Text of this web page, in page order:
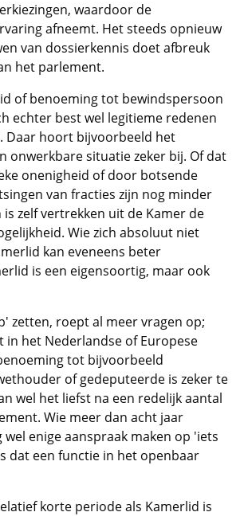
waardoor de
afneemt. Het steeds opnieuw
van dossierkennis doet afbreuk
het parlement.
of benoeming tot bewindspersoon
echter best wel legitieme redenen
Daar hoort bijvoorbeeld het
onwerkbare situatie zeker bij. Of dat
onenigheid of door botsende
van fracties zijn nog minder
is zelf vertrekken uit de Kamer de
Wie zich absoluut niet
kan eveneens beter
is een eigensoortig, maar ook
zetten, roept al meer vragen op;
in het Nederlandse of Europese
tot bijvoorbeeld
of gedeputeerde is zeker te
wel het liefst na een redelijk aantal
Wie meer dan acht jaar
wel enige aanspraak maken op 'iets
dat een functie in het openbaar
korte periode als Kamerlid is